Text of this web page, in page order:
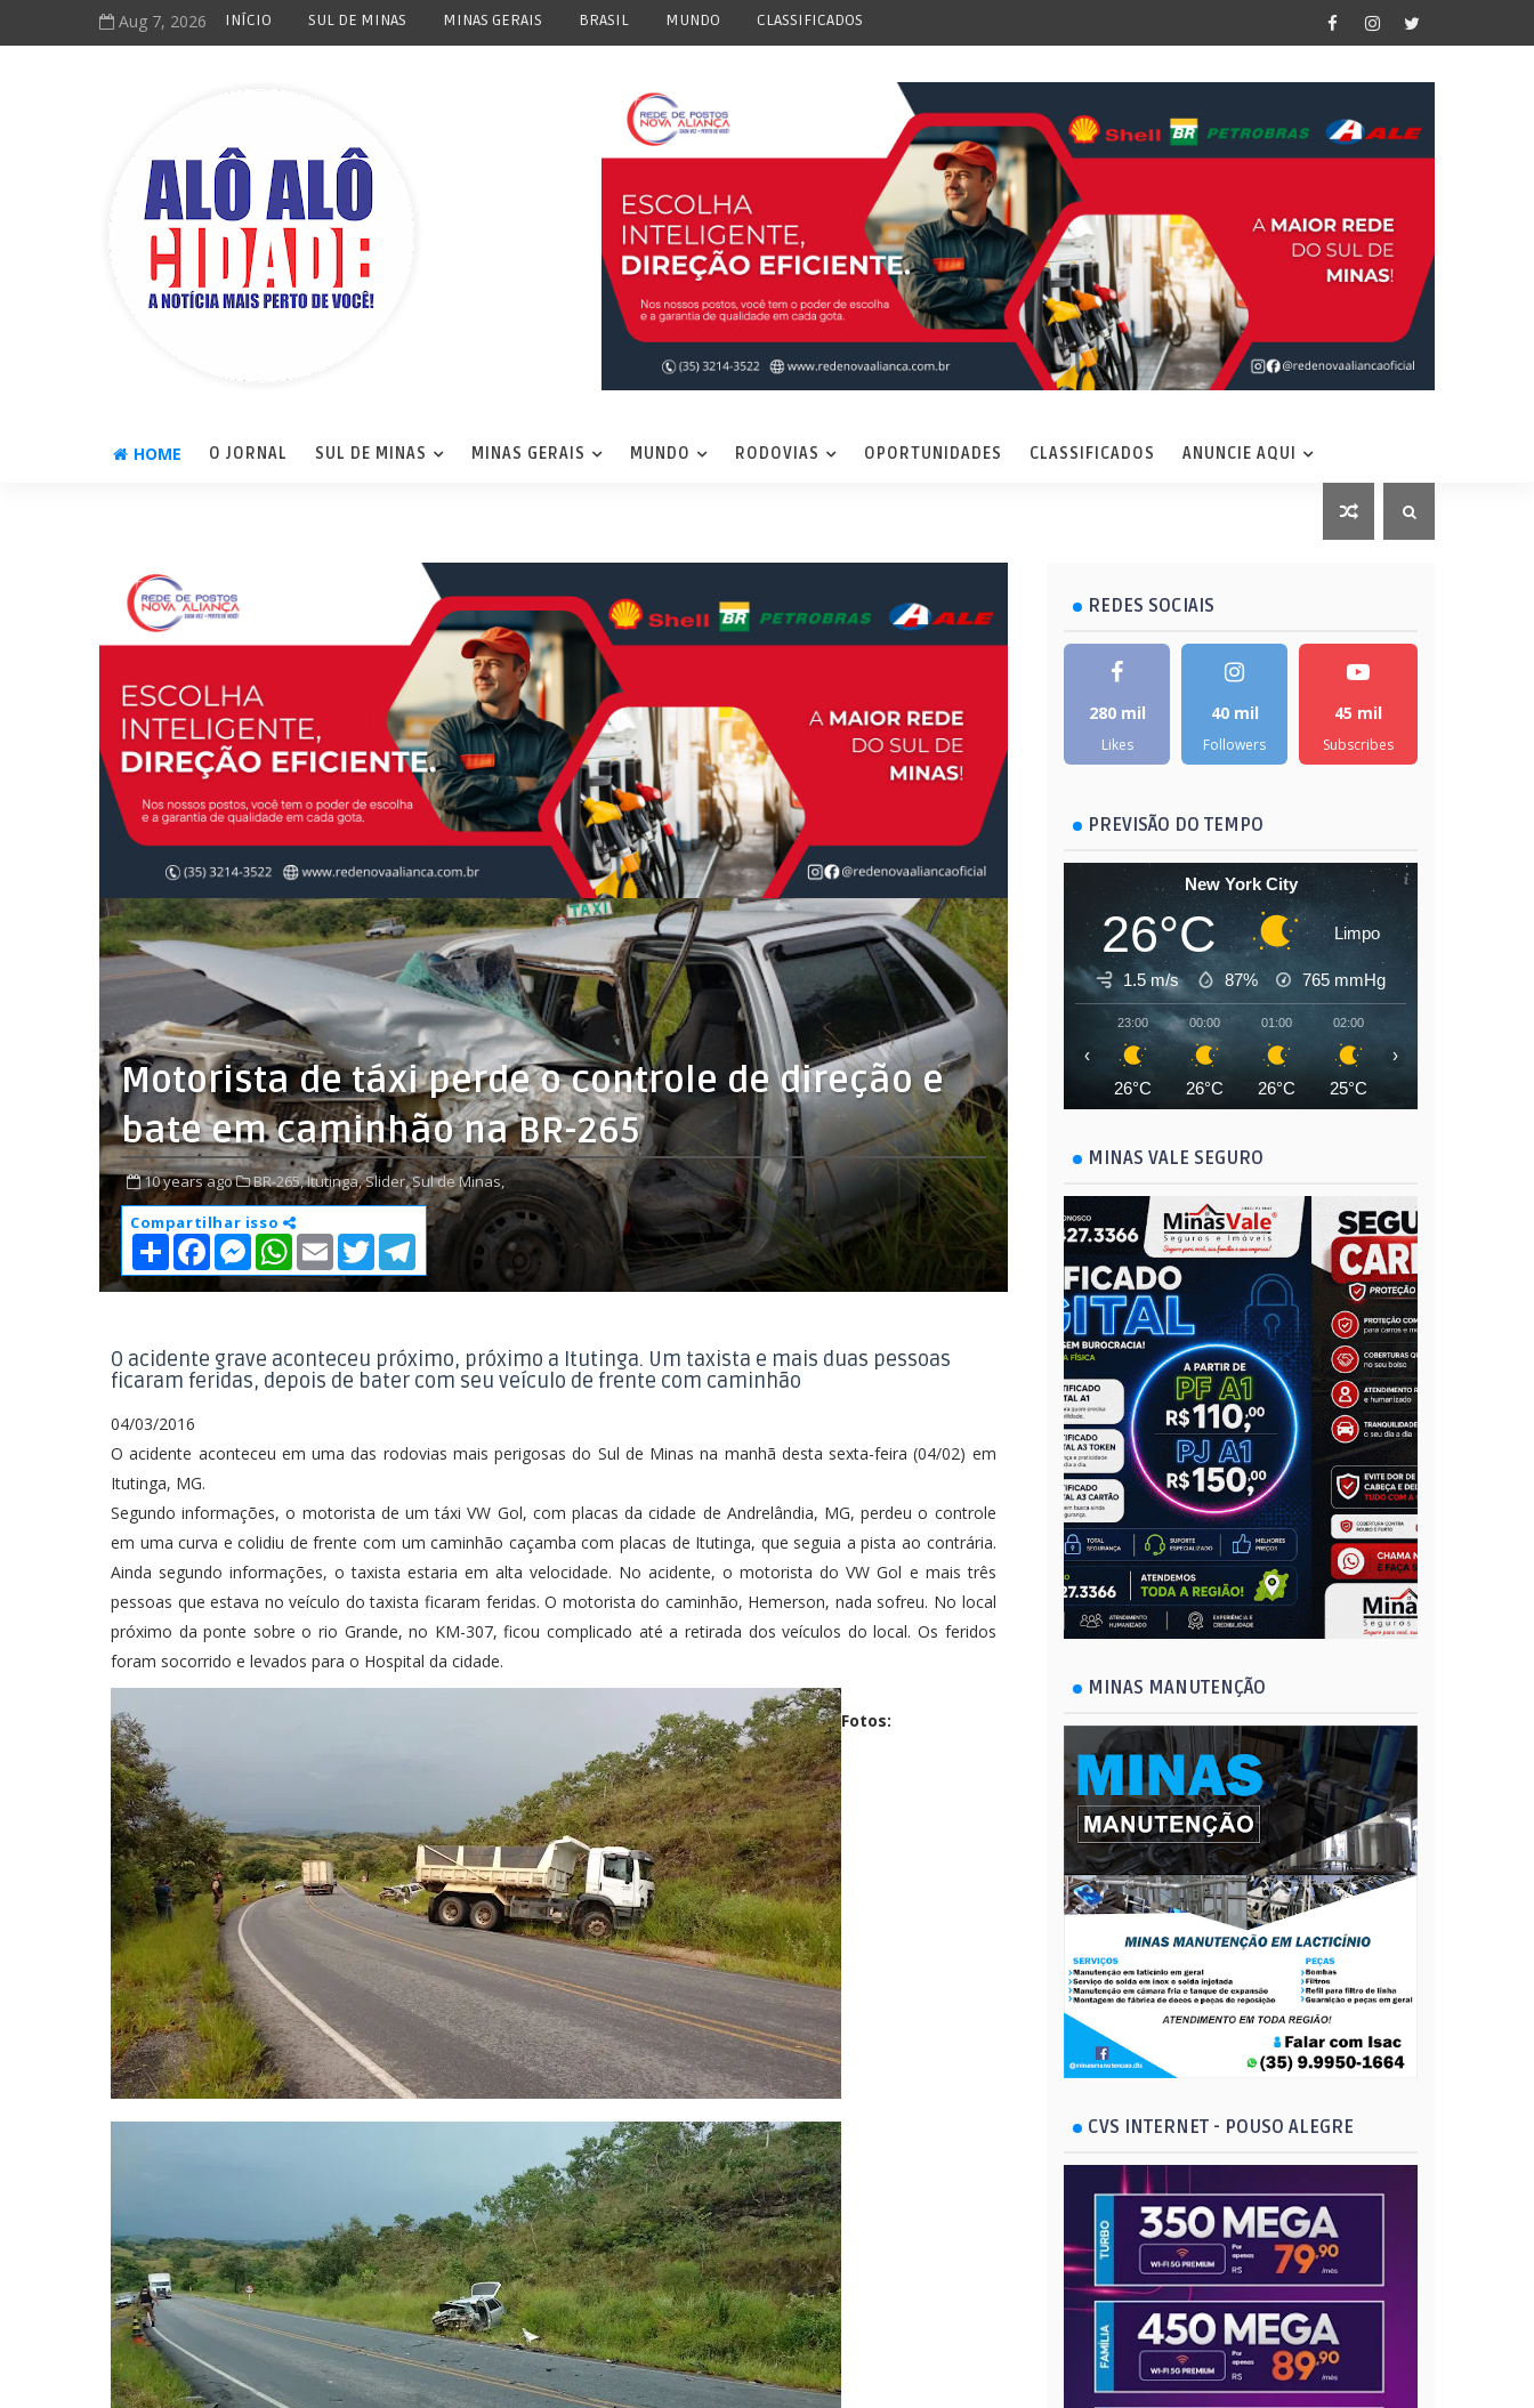
Aug 7, 2026 INÍCIO SUL DE MINAS MINAS GERAIS BRASIL MUNDO CLASSIFICADOS
HOME O JORNAL SUL DE MINAS MINAS GERAIS MUNDO RODOVIAS OPORTUNIDADES CLASSIFICADOS ANUNCIE AQUI
Motorista de táxi perde o controle de direção e
bate em caminhão na BR-265
10 years ago BR-265,Itutinga,Slider,Sul de Minas,
Compartilhar isso
S
h
a
r
F
c
e
o
k
M
e
s
s
g
e
r
W
h
a
t
p
p
E
m
a
i
T
i
t
r
l
e
a
m
O acidente grave aconteceu próximo, próximo a Itutinga. Um taxista e mais duas pessoas
ficaram feridas, depois de bater com seu veículo de frente com caminhão
04/03/2016
O acidente aconteceu em uma das rodovias mais perigosas do Sul de Minas na manhã desta sexta-feira (04/02) em
Itutinga, MG.
Segundo informações, o motorista de um táxi VW Gol, com placas da cidade de Andrelândia, MG, perdeu o controle
em uma curva e colidiu de frente com um caminhão caçamba com placas de Itutinga, que seguia a pista ao contrária.
Ainda segundo informações, o taxista estaria em alta velocidade. No acidente, o motorista do VW Gol e mais três
pessoas que estava no veículo do taxista ficaram feridas. O motorista do caminhão, Hemerson, nada sofreu. No local
próximo da ponte sobre o rio Grande, no KM-307, ficou complicado até a retirada dos veículos do local. Os feridos
foram socorrido e levados para o Hospital da cidade.
Fotos:
REDES SOCIAIS
280 mil
Likes
40 mil
Followers
45 mil
Subscribes
PREVISÃO DO TEMPO
New York City
26°C Limpo
1.5 m/s 87% 765 mmHg
23:00
26°C
00:00
26°C
01:00
26°C
02:00
25°C
‹ ›
MINAS VALE SEGURO
MINAS MANUTENÇÃO
CVS INTERNET - POUSO ALEGRE